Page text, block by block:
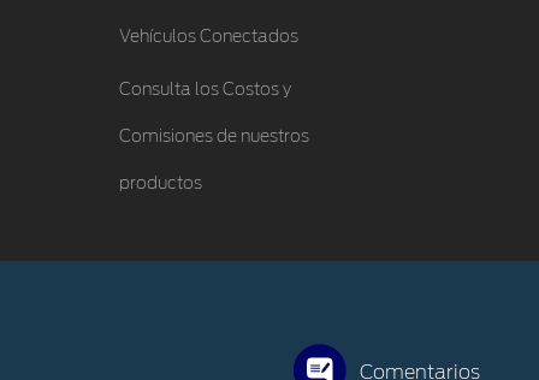
Vehículos Conectados
Consulta los Costos y
Comisiones de nuestros
productos
Comentarios